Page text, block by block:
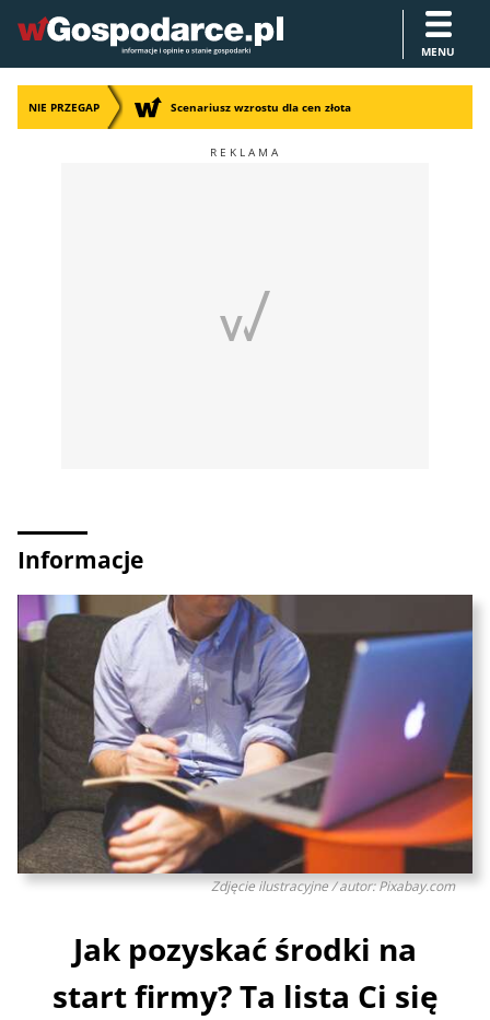
MENU
NIE PRZEGAP Scenariusz wzrostu dla cen złota
Informacje
Zdjęcie ilustracyjne / autor: Pixabay.com
Jak pozyskać środki na
start firmy? Ta lista Ci się